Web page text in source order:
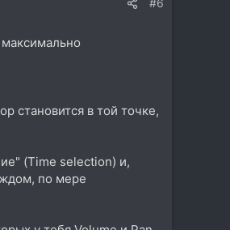
становится в той точке,
(Time selection) и,
по мере